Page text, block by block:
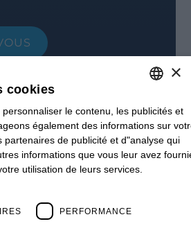
ITALIAN
FRENCH
×
cookies
le contenu, les publicités et
également des informations sur
de publicité et d"analyse qui
informations que vous leur avez
utilisation de leurs services.
PERFORMANCE